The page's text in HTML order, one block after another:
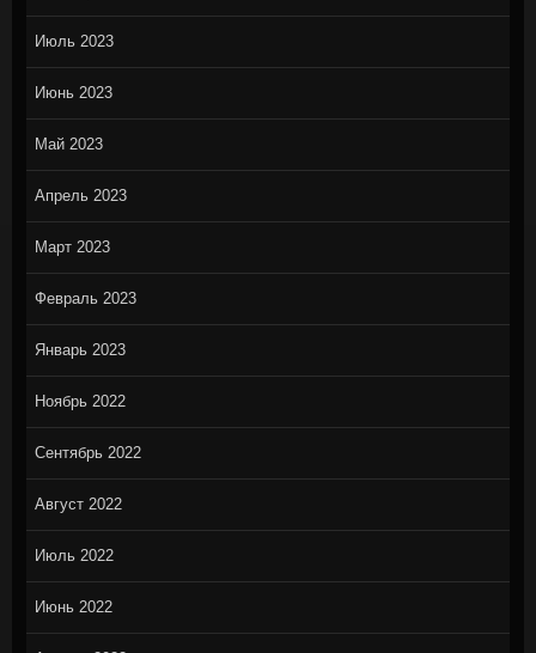
Июль 2023
Июнь 2023
Май 2023
Апрель 2023
Март 2023
Февраль 2023
Январь 2023
Ноябрь 2022
Сентябрь 2022
Август 2022
Июль 2022
Июнь 2022